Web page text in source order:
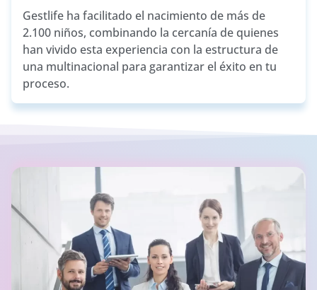
Gestlife ha facilitado el nacimiento de más de
2.100 niños, combinando la cercanía de quienes
han vivido esta experiencia con la estructura de
una multinacional para garantizar el éxito en tu
proceso.